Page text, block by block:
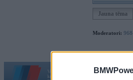
Jauna tēma
Moderatori:
Vortāls BMWPower.lv darbojas
kopš 2002. gada 14. maija. Tas nav auto